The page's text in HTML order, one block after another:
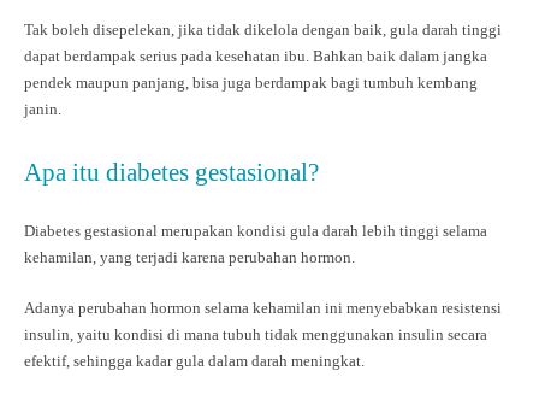
Tak boleh disepelekan, jika tidak dikelola dengan baik, gula darah tinggi
dapat berdampak serius pada kesehatan ibu. Bahkan baik dalam jangka
pendek maupun panjang, bisa juga berdampak bagi tumbuh kembang
janin.
Apa itu diabetes gestasional?
Diabetes gestasional merupakan kondisi gula darah lebih tinggi selama
kehamilan, yang terjadi karena perubahan hormon.
Adanya perubahan hormon selama kehamilan ini menyebabkan resistensi
insulin, yaitu kondisi di mana tubuh tidak menggunakan insulin secara
efektif, sehingga kadar gula dalam darah meningkat.